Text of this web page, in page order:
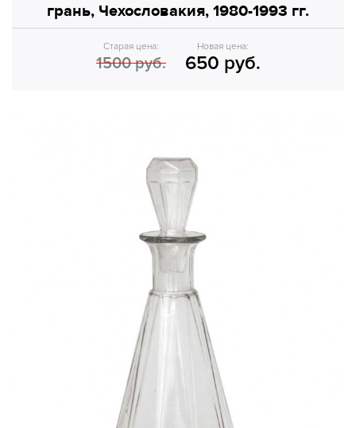
грань, Чехословакия, 1980-1993 гг.
Старая цена:
1500 руб.
Новая цена:
650 руб.